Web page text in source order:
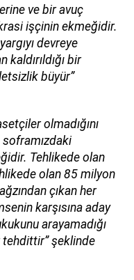
ve bir avuç
işçinin ekmeğidir.
devreye
bir
büyür”
olmadığını
soframızdaki
Tehlikede olan
olan 85 milyon
çıkan her
karşısına aday
arayamadığı
şeklinde